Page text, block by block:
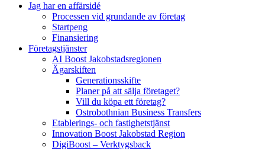
Jag har en affärsidé
Processen vid grundande av företag
Startpeng
Finansiering
Företagstjänster
AI Boost Jakobstadsregionen
Ägarskiften
Generationsskifte
Planer på att sälja företaget?
Vill du köpa ett företag?
Ostrobothnian Business Transfers
Etablerings- och fastighetstjänst
Innovation Boost Jakobstad Region
DigiBoost – Verktygsback